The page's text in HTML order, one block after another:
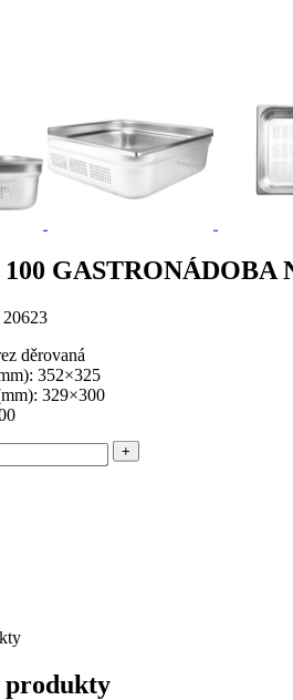
GASTRONÁDOBA
děrovaná
352×325
329×300
+
produkty